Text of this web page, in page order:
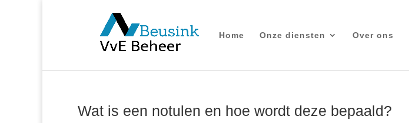
Home Onze diensten Over ons
Wat is een notulen en hoe wordt deze bepaald?